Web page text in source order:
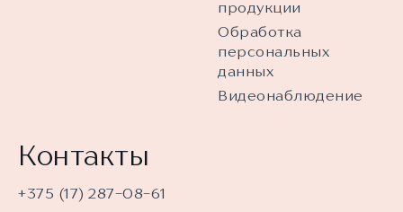
продукции
Обработка
персональных
данных
Видеонаблюдение
Контакты
+375 (17) 287-08-61